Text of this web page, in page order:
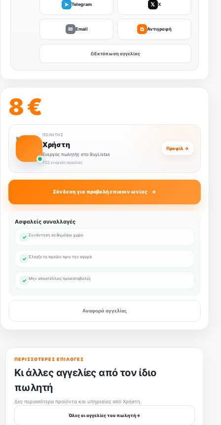
➤ Telegram 𝕏 X
✉ Email ⧉ Αντιγραφή
⎙ Εκτύπωση αγγελίας
8 €
Χ
ΠΩΛΗΤΉΣ
Χρήστη
Ενεργός πωλητής στο BuyListas
702 ενεργές αγγελίες
Προφίλ →
Σύνδεση για προβολή επικοινωνίας
Ασφαλείς συναλλαγές
✓ Συνάντηση σε δημόσιο χώρο
✓ Έλεγξε το προϊόν πριν την αγορά
✓ Μην αποστέλλεις προκαταβολές
Αναφορά αγγελίας
ΠΕΡΙΣΣΌΤΕΡΕΣ ΕΠΙΛΟΓΈΣ
Κι άλλες αγγελίες από τον ίδιο
πωλητή
Δες περισσότερα προϊόντα και υπηρεσίες από Χρήστη.
Όλες οι αγγελίες του πωλητή→